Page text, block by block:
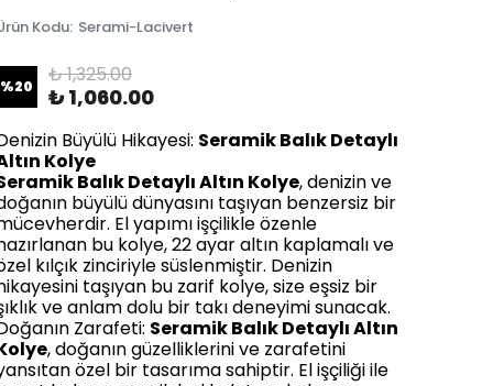
Kodu: Serami-Lacivert
%20 ₺ 1,325.00
₺ 1,060.00
Büyülü Hikayesi: Seramik Balık Detaylı
Kolye
Balık Detaylı Altın Kolye, denizin ve
büyülü dünyasını taşıyan benzersiz bir
El yapımı işçilikle özenle
bu kolye, 22 ayar altın kaplamalı ve
kılçık zinciriyle süslenmiştir. Denizin
taşıyan bu zarif kolye, size eşsiz bir
ve anlam dolu bir takı deneyimi sunacak.
Zarafeti: Seramik Balık Detaylı Altın
, doğanın güzelliklerini ve zarafetini
özel bir tasarıma sahiptir. El işçiliği ile